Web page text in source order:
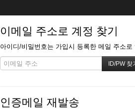
이메일 주소로 계정 찾기
아이디/비밀번호는 가입시 등록한 메일 주소
인증메일 재발송